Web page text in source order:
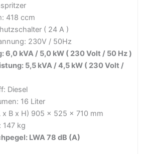
418 ccm
( 24 A )
230V / 50Hz
6,0 kVA / 5,0 kW ( 230 Volt / 50 Hz )
5,5 kVA / 4,5 kW ( 230 Volt /
Diesel
16 Liter
x B x H) 905 x 525 x 710 mm
147 kg
LWA 78 dB (A)